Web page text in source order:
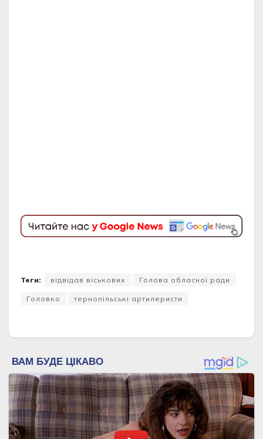
Теги: відвідав віськових Голова обласної ради
Головко тернопільські артилеристи